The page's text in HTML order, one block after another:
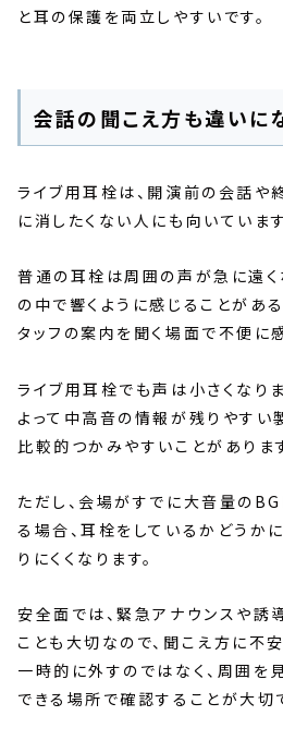
と耳の保護を両立しやすいです。
会話の聞こえ方も違いに
ライブ用耳栓は、開演前の会話や
に消したくない人にも向いています
普通の耳栓は周囲の声が急に遠く
の中で響くように感じることがあ
タッフの案内を聞く場面で不便に
ライブ用耳栓でも声は小さくなり
よって中高音の情報が残りやすい
比較的つかみやすいことがありま
ただし、会場がすでに大音量の
る場合、耳栓をしているかどうか
りにくくなります。
安全面では、緊急アナウンスや誘
ことも大切なので、聞こえ方に不
一時的に外すのではなく、周囲を
できる場所で確認することが大切